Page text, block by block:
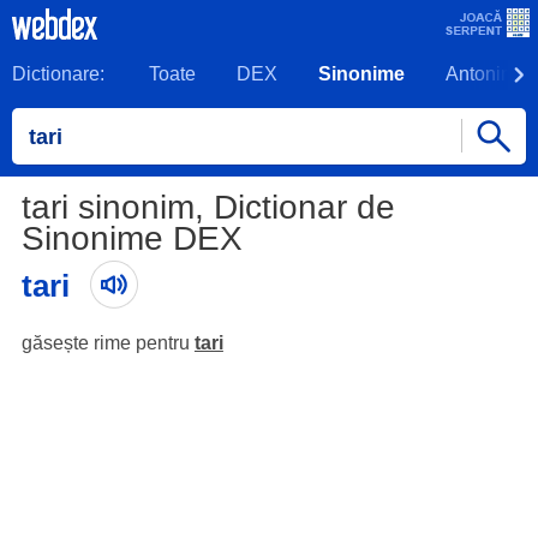
Dictionare: Toate DEX Sinonime Antonime
tari sinonim, Dictionar de
Sinonime DEX
tari
găsește rime pentru tari